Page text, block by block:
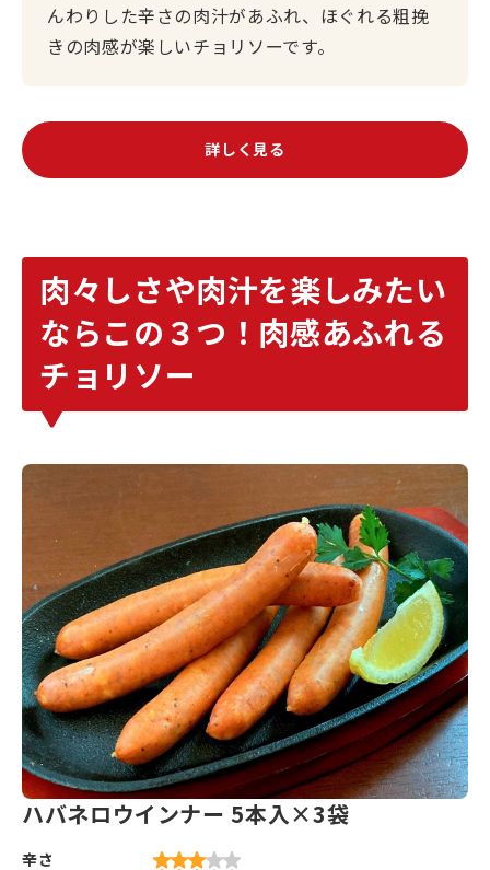
んわりした辛さの肉汁があふれ、ほぐれる粗挽
きの肉感が楽しいチョリソーです。
詳しく見る
肉々しさや肉汁を楽しみたい
ならこの３つ！肉感あふれる
チョリソー
ハバネロウインナー 5本入×3袋
辛さ